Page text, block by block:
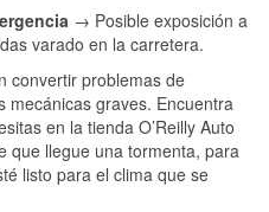
→ Posible exposición a
varado en la carretera.
convertir problemas de
mecánicas graves. Encuentra
en la tienda O’Reilly Auto
que llegue una tormenta, para
listo para el clima que se